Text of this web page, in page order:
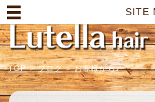
SITE
TOP > ブログ > お客様から♪